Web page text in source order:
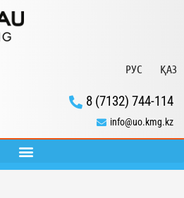
РУС ҚАЗ
8 (7132) 744-114
info@uo.kmg.kz